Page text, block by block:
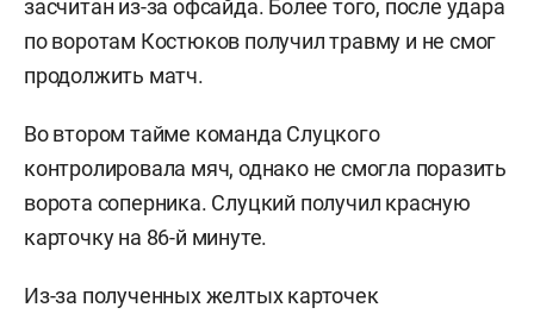
засчитан из-за офсайда. Более того, после удара
по воротам Костюков получил травму и не смог
продолжить матч.
Во втором тайме команда Слуцкого
контролировала мяч, однако не смогла поразить
ворота соперника. Слуцкий получил красную
карточку на 86-й минуте.
Из-за полученных желтых карточек